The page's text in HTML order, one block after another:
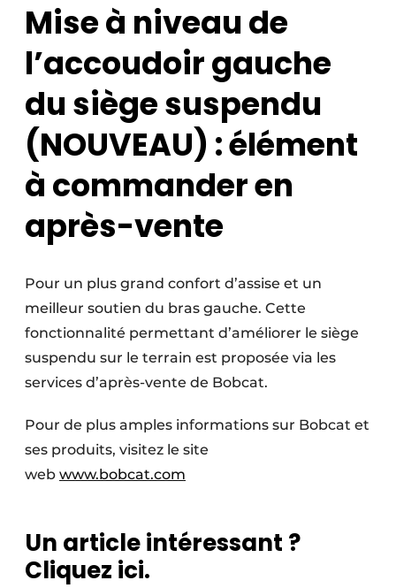
Mise à niveau de
l’accoudoir gauche
du siège suspendu
(NOUVEAU) : élément
à commander en
après-vente
Pour un plus grand confort d’assise et un
meilleur soutien du bras gauche. Cette
fonctionnalité permettant d’améliorer le siège
suspendu sur le terrain est proposée via les
services d’après-vente de Bobcat.
Pour de plus amples informations sur Bobcat et
ses produits, visitez le site
web www.bobcat.com
Un article intéressant ?
Cliquez ici.